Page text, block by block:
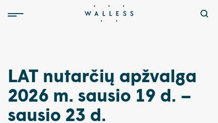
LAT nutarčių apžvalga
2026 m. sausio 19 d. –
sausio 23 d.